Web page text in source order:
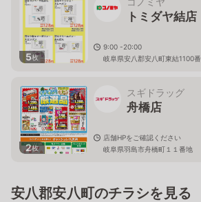
5枚
トミダヤ結店
9:00 -20:00
岐阜県安八郡安八町東結1100
2枚
スギドラッグ
舟橋店
店舗HPをご確認ください
岐阜県羽島市舟橋町１１番地
安八郡安八町のチラシを見る